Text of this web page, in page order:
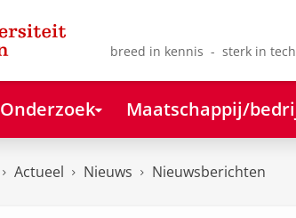
breed in kennis - sterk in
Onderzoek Maatschappij/
Actueel Nieuws Nieuwsberichten